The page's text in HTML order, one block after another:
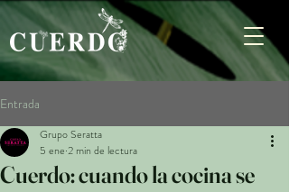
Entrada
Cuerdo: cuando la cocina se
Grupo Seratta
5 ene 2 min de lectura